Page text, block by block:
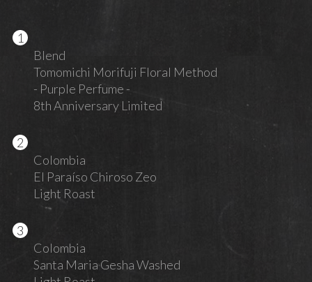
Blend
Tomomichi Morifuji Floral Method
- Purple Perfume -
8th Anniversary Limited
Colombia
El Paraíso Chiroso Zeo
Light Roast
Colombia
Santa Maria Gesha Washed